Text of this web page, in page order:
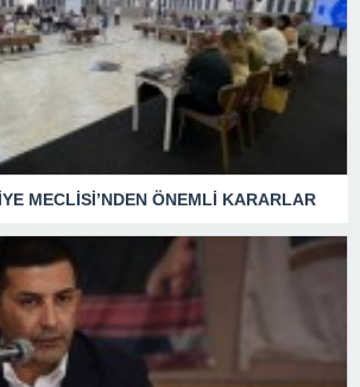
MECLİSİ’NDEN ÖNEMLİ KARARLAR